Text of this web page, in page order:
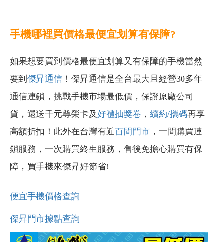
手機哪裡買價格最便宜划算有保障?
如果想要買到價格最便宜划算又有保障的手機當然
要到 傑昇通信 ！傑昇通信是全台最大且經營30多年
通信連鎖，挑戰手機市場最低價，保證原廠公司
貨，還送千元尊榮卡及好禮抽獎卷 ， 續約/攜碼再享
高額折扣！此外在台灣有近百間門市 ，一間購買連
鎖服務，一次購買終生服務，售後免擔心購買有保
障，買手機來傑昇好節省!
便宜手機價格查詢
傑昇門市據點查詢